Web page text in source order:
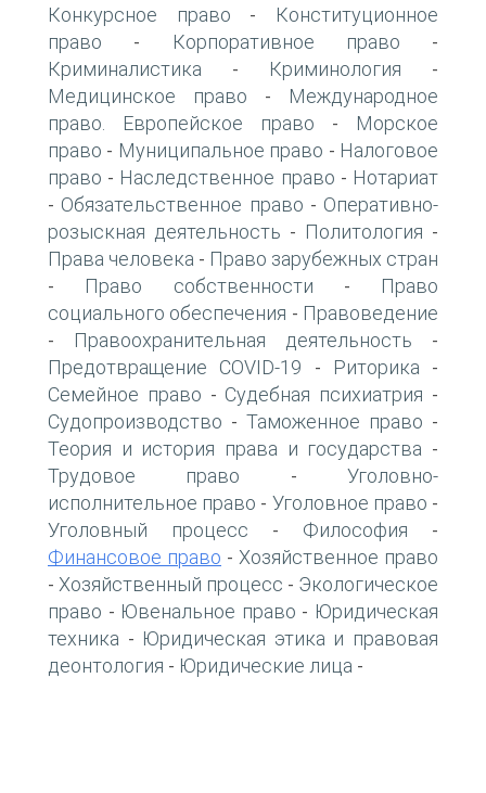
Конкурсное право -
Конституционное
право - Корпоративное право -
Криминалистика - Криминология -
Медицинское право -
Международное
право. Европейское право -
Морское
право - Муниципальное право - Налоговое
право - Наследственное право - Нотариат
- Обязательственное право - Оперативно-
розыскная деятельность - Политология -
Права человека - Право зарубежных стран
- Право собственности -
Право
социального обеспечения - Правоведение
- Правоохранительная деятельность -
Предотвращение COVID-19 - Риторика -
Семейное право - Судебная психиатрия -
Судопроизводство - Таможенное право -
Теория и история права и государства -
Трудовое право -Уголовно-
исполнительное право - Уголовное право -
Уголовный процесс - Философия -
Финансовое право - Хозяйственное право
- Хозяйственный процесс - Экологическое
право - Ювенальное право - Юридическая
техника - Юридическая этика и правовая
деонтология - Юридические лица -